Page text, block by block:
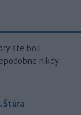
ste boli
nikdy